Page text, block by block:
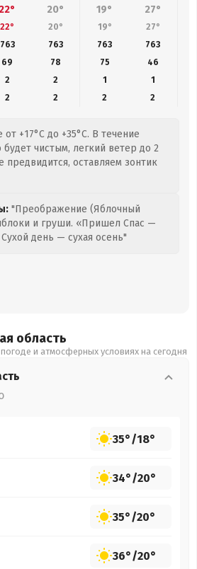
22° 20° 19° 27°
22° 20° 19° 27°
763
763 763 763
69
78 75 46
2
2 1
1
2
2 2 2
+17°C до +35°C. В течение
будет чистым, легкий ветер до 2
предвидится, оставляем зонтик
"Преображение (Яблочный
и груши. «Пришел Спас —
день — сухая осень"
область
и атмосферных условиях на сегодня
35°/18°
34°/20°
35°/20°
36°/20°